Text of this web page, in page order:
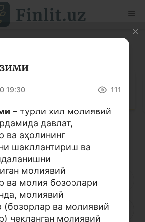
Рус
бўйича китоблар
хизматлар
Лотин алифбоси
В Г Ғ Д
З И Й К
19:30 111
– турли хил молиявий
давлат,
ва аҳолининг
шакллантириш ва
молиявий
ва молия бозорлари
молиявий
(бозорлар ва молиявий
чекланган молиявий